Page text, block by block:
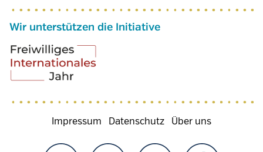
Wir unterstützen die Initiative
Fußzeilenmenü
Impressum Datenschutz Über uns